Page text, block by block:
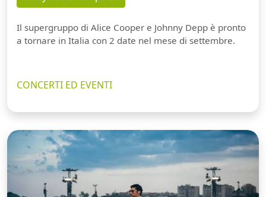
Il supergruppo di Alice Cooper e Johnny Depp è pronto
a tornare in Italia con 2 date nel mese di settembre.
CONCERTI ED EVENTI